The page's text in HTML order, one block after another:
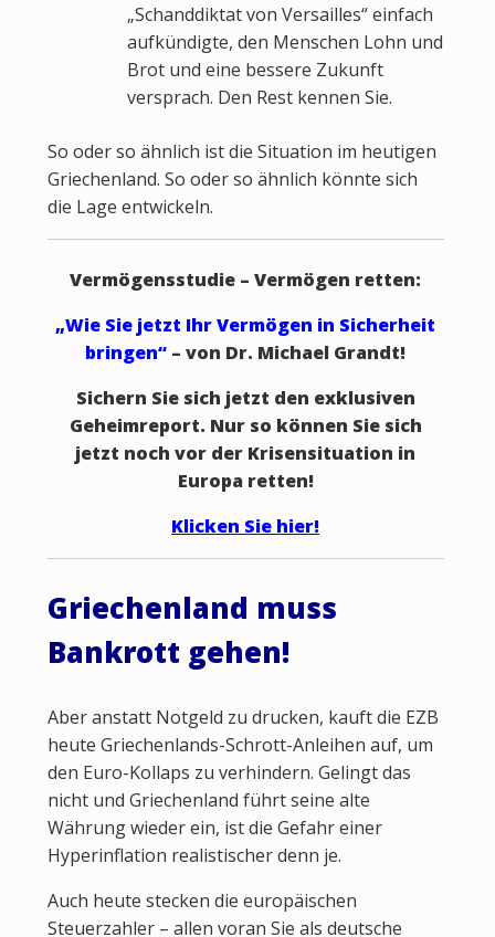
„Schanddiktat von Versailles“ einfach
aufkündigte, den Menschen Lohn und
Brot und eine bessere Zukunft
versprach. Den Rest kennen Sie.
So oder so ähnlich ist die Situation im heutigen
Griechenland. So oder so ähnlich könnte sich
die Lage entwickeln.
Vermögensstudie – Vermögen retten:
„Wie Sie jetzt Ihr Vermögen in Sicherheit
bringen“ – von Dr. Michael Grandt!
Sichern Sie sich jetzt den exklusiven
Geheimreport. Nur so können Sie sich
jetzt noch vor der Krisensituation in
Europa retten!
Klicken Sie hier!
Griechenland muss
Bankrott gehen!
Aber anstatt Notgeld zu drucken, kauft die EZB
heute Griechenlands-Schrott-Anleihen auf, um
den Euro-Kollaps zu verhindern. Gelingt das
nicht und Griechenland führt seine alte
Währung wieder ein, ist die Gefahr einer
Hyperinflation realistischer denn je.
Auch heute stecken die europäischen
Steuerzahler – allen voran Sie als deutsche